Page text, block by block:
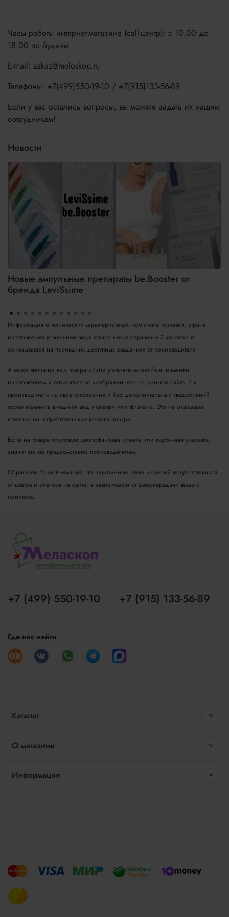
Часы работы интернет-магазина (call-центр): с 10.00 до
18.00 по будням
E-mail: zakaz@meloskop.ru
Телефоны: +7(499)550-19-10 / +7(915)133-56-89
Если у вас остались вопросы, вы можете задать их нашим
сотрудникам!
Новости
Новые ампульные препараты be.Booster от
бренда LeviSsime
Информация о технических характеристиках, комплекте поставки, стране
изготовления и внешнем виде товара носит справочный характер и
основывается на последних доступных сведениях от производителя
А также внешний вид товара и/или упаковки может быть изменён
изготовителем и отличаться от изображенного на данном сайте. Т.к.
производитель на свое усмотрение и без дополнительных уведомлений
может изменить внешний вид упаковки или флакона. Это не оказывает
влияния на потребительские качества товара.
Если на товаре отсутствует целлофановая пленка или картонная упаковка,
значит это не предусмотрено производителем.
Обращаем Ваше внимание, что подлинные цвета изделий могут отличаться
от цветов и оттенков на сайте, в зависимости от цветопередачи вашего
монитора.
Каталог
О магазине
Информация
+7 (499) 550-19-10 +7 (915) 133-56-89
Где нас найти